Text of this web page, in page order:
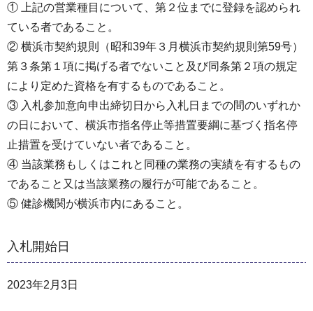
① 上記の営業種目について、第２位までに登録を認められ
ている者であること。
② 横浜市契約規則（昭和39年３月横浜市契約規則第59号）
第３条第１項に掲げる者でないこと及び同条第２項の規定
により定めた資格を有するものであること。
③ 入札参加意向申出締切日から入札日までの間のいずれか
の日において、横浜市指名停止等措置要綱に基づく指名停
止措置を受けていない者であること。
④ 当該業務もしくはこれと同種の業務の実績を有するもの
であること又は当該業務の履行が可能であること。
⑤ 健診機関が横浜市内にあること。
入札開始日
2023年2月3日